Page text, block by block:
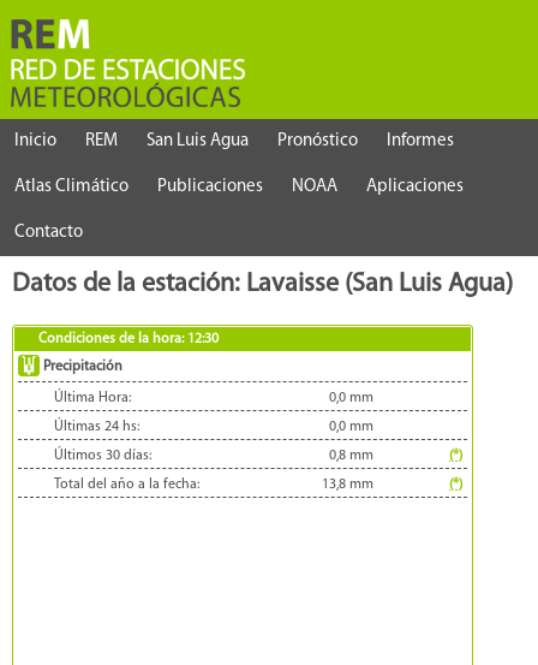
Inicio REM San Luis Agua Pronóstico Informes
Atlas Climático Publicaciones NOAA Aplicaciones
Contacto
Datos de la estación: Lavaisse (San Luis Agua)
Condiciones de la hora: 12:30
Precipitación
Última Hora: 0,0 mm
Últimas 24 hs:
0,0 mm
Últimos 30 días:
0,8 mm
(*)
Total del año a la fecha:
13,8 mm (*)